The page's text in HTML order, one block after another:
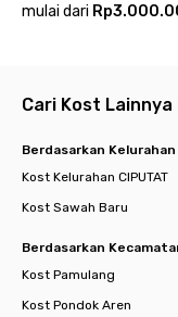
Pusat Perkantoran
- Universitas
- British School
- Bintaro Jaya
- RS Buah Hati Ciputat
- RSIA Cinta Kasih 4 km
mulai dari
Cari Kost
Berdasarkan
Kost Kelurahan CIPUTAT
Kost Sawah Baru
Berdasarkan
Kost Pamulang
Kost Pondok Aren